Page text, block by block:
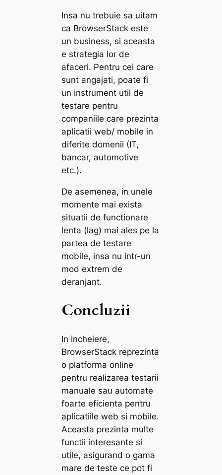
Insa nu trebuie sa uitam
ca BrowserStack este
un business, si aceasta
e strategia lor de
afaceri. Pentru cei care
sunt angajati, poate fi
un instrument util de
testare pentru
companiile care prezinta
aplicatii web/ mobile in
diferite domenii (IT,
bancar, automotive
etc.).
De asemenea, in unele
momente mai exista
situatii de functionare
lenta (lag) mai ales pe la
partea de testare
mobile, insa nu intr-un
mod extrem de
deranjant.
Concluzii
In incheiere,
BrowserStack reprezinta
o platforma online
pentru realizarea testarii
manuale sau automate
foarte eficienta pentru
aplicatiile web si mobile.
Aceasta prezinta multe
functii interesante si
utile, asigurand o gama
mare de teste ce pot fi